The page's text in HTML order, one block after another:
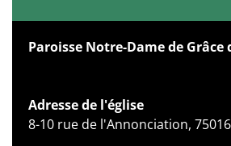
Paroisse Notre-Dame de Grâce
Adresse de l'église
8-10 rue de l'Annonciation,